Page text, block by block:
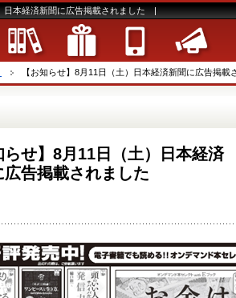
日本経済新聞に広告掲載されました |
【お知らせ】8月11日（土）日本経済新聞に広告掲載
らせ】8月11日（土）日本経済
広告掲載されました